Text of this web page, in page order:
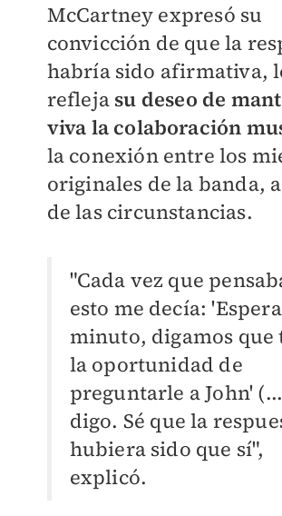
McCartney expresó su
convicción de que la
habría sido afirmativa,
reflejasu deseo de
viva la colaboración
la conexión entre los
originales de la banda,
de las circunstancias.
"Cada vez que
esto me decía:
minuto, digamos que
la oportunidad de
preguntarle a John'
digo. Sé que la
hubiera sido que sí",
explicó.